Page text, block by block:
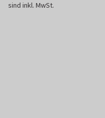
sind inkl. MwSt.